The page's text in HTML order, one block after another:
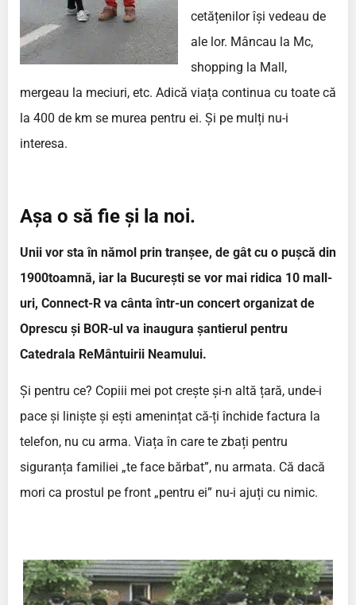
cetățenilor își vedeau de
ale lor. Mâncau la Mc,
shopping la Mall,
mergeau la meciuri, etc. Adică viața continua cu toate că
la 400 de km se murea pentru ei. Și pe mulți nu-i
interesa.
Așa o să fie și la noi.
Unii vor sta în nămol prin tranșee, de gât cu o pușcă din
1900toamnă, iar la București se vor mai ridica 10 mall-
uri, Connect-R va cânta într-un concert organizat de
Oprescu și BOR-ul va inaugura șantierul pentru
Catedrala ReMântuirii Neamului.
Și pentru ce? Copiii mei pot crește și-n altă țară, unde-i
pace și liniște și ești amenințat că-ți închide factura la
telefon, nu cu arma. Viața în care te zbați pentru
siguranța familiei „te face bărbat”, nu armata. Că dacă
mori ca prostul pe front „pentru ei” nu-i ajuți cu nimic.